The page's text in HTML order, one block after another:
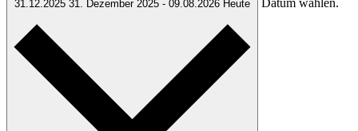
31.12.2025 31. Dezember 2025 - 09.08.2026 Heute Datum wählen.